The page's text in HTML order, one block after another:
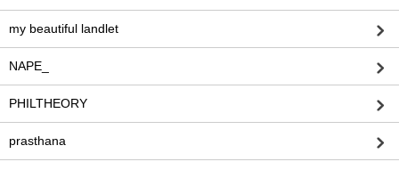
my beautiful landlet
NAPE_
PHILTHEORY
prasthana